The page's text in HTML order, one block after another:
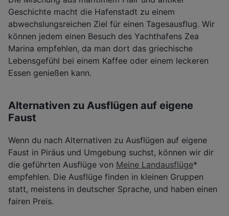
Geschichte macht die Hafenstadt zu einem
abwechslungsreichen Ziel für einen Tagesausflug. Wir
können jedem einen Besuch des Yachthafens Zea
Marina empfehlen, da man dort das griechische
Lebensgefühl bei einem Kaffee oder einem leckeren
Essen genießen kann.
Alternativen zu Ausflügen auf eigene
Faust
Wenn du nach Alternativen zu Ausflügen auf eigene
Faust in Piräus und Umgebung suchst, können wir dir
die geführten Ausflüge von Meine Landausflüge*
empfehlen. Die Ausflüge finden in kleinen Gruppen
statt, meistens in deutscher Sprache, und haben einen
fairen Preis.